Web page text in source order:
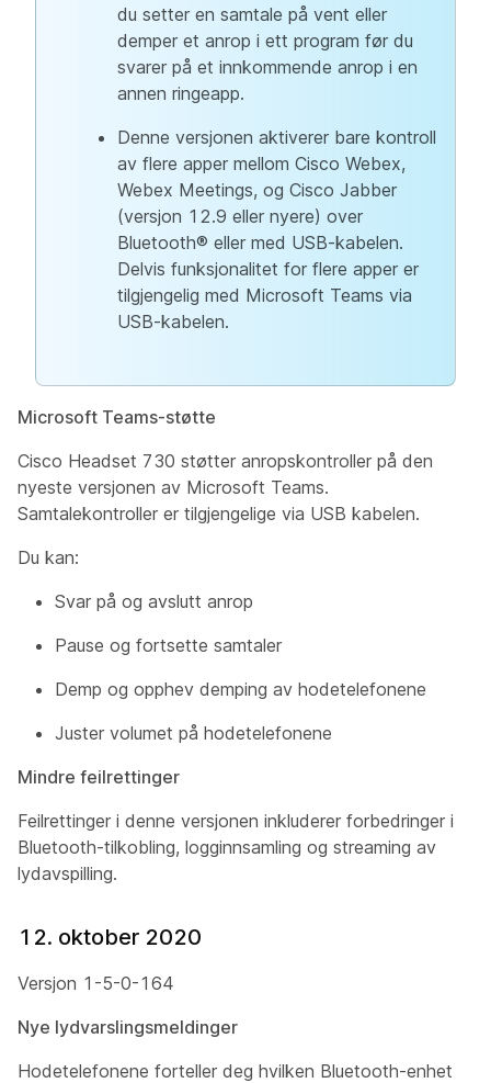
du setter en samtale på vent eller
demper et anrop i ett program før du
svarer på et innkommende anrop i en
annen ringeapp.
Denne versjonen aktiverer bare kontroll
av flere apper mellom Cisco Webex,
Webex Meetings, og Cisco Jabber
(versjon 12.9 eller nyere) over
Bluetooth® eller med USB-kabelen.
Delvis funksjonalitet for flere apper er
tilgjengelig med Microsoft Teams via
USB-kabelen.
Microsoft Teams-støtte
Cisco Headset 730 støtter anropskontroller på den
nyeste versjonen av Microsoft Teams.
Samtalekontroller er tilgjengelige via USB kabelen.
Du kan:
Svar på og avslutt anrop
Pause og fortsette samtaler
Demp og opphev demping av hodetelefonene
Juster volumet på hodetelefonene
Mindre feilrettinger
Feilrettinger i denne versjonen inkluderer forbedringer i
Bluetooth-tilkobling, logginnsamling og streaming av
lydavspilling.
12. oktober 2020
Versjon 1-5-0-164
Nye lydvarslingsmeldinger
Hodetelefonene forteller deg hvilken Bluetooth-enhet